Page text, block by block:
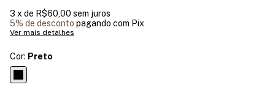
3 x de R$60,00 sem juros
5% de desconto pagando com Pix
Ver mais detalhes
Cor: Preto